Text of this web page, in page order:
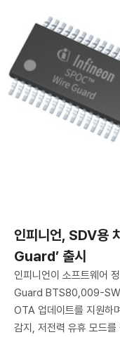
인피니언, SDV용
Guard’ 출시
인피니언이 소프트웨어
Guard BTS80,009-
OTA 업데이트를 지원하
감지, 저전력 유휴 모드